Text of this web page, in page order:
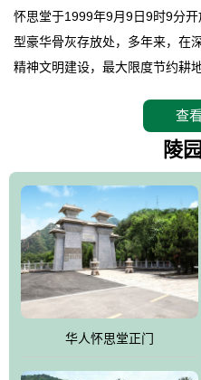
怀思堂于1999年9月9日9时9分
型豪华骨灰存放处，多年来，在
精神文明建设，最大限度节约耕
怀思堂辖区面积15万平方米，整
筑有：怀思堂豪华墓室、礼祭大
仲、无字碑、香灯等。典型的
顶，朱砂红的门、窗、柱、墙
铺成的路面和台阶，洒落其间的
气势宏伟、古朴端庄、别具一
术描绘的抽象派创意绘画，大环
境的绘画中的河流、山川、彩云
伴，与祖宗同眠，他（她）们的
辉。
查
陵
华人怀思堂正门